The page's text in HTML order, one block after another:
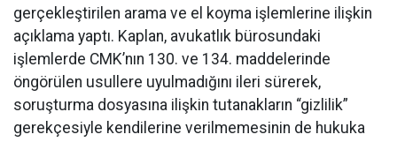
gerçekleştirilen arama ve el koyma işlemlerine ilişkin
açıklama yaptı. Kaplan, avukatlık bürosundaki
işlemlerde CMK’nın 130. ve 134. maddelerinde
öngörülen usullere uyulmadığını ileri sürerek,
soruşturma dosyasına ilişkin tutanakların “gizlilik”
gerekçesiyle kendilerine verilmemesinin de hukuka